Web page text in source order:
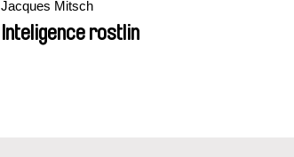
Jacques Mitsch
Inteligence rostlin